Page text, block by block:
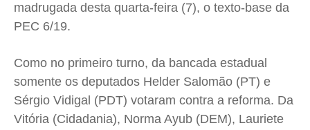
Caetano Roque
Jr Mignone (in memorian)
Wanda Sily
Publicidade Legal
Caetano Roque
Jr Mignone (in memorian)
Wanda Sily
Publicidade Legal
Caetano Roque
Jr Mignone (in memorian)
Wanda Sily
Publicidade Legal
Caetano Roque
Jr Mignone (in memorian)
Wanda Sily
Publicidade Legal
madrugada desta quarta-feira (7), o texto-base da
PEC 6/19.
Como no primeiro turno, da bancada estadual
somente os deputados Helder Salomão (PT) e
Sérgio Vidigal (PDT) votaram contra a reforma. Da
Vitória (Cidadania), Norma Ayub (DEM), Lauriete